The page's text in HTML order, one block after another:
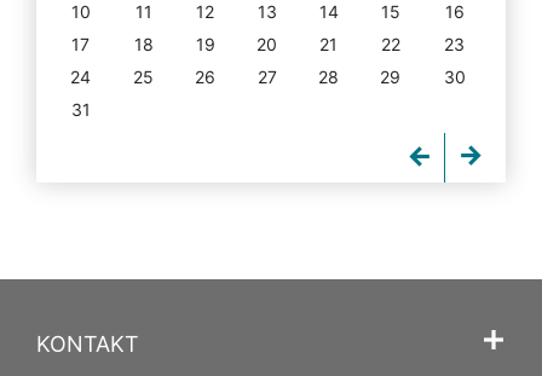
10
11 12 13 14 15
16
17
18 19 20 21 22
23
24
25 26 27 28 29
30
31
KONTAKT